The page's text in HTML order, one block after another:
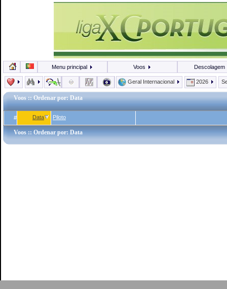
Menu principal Voos Descolagem
Geral Internacional 2026
Voos :: Ordenar por: Data
# Data Piloto
Voos :: Ordenar por: Data